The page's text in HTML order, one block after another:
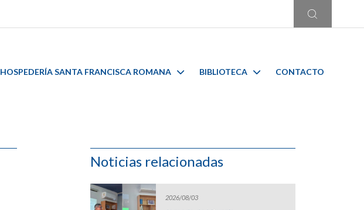
HOSPEDERÍA SANTA FRANCISCA ROMANA BIBLIOTECA CONTACTO
Noticias relacionadas
2026/08/03